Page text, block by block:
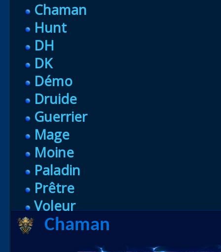
Chaman
Hunt
DH
DK
Démo
Druide
Guerrier
Mage
Moine
Paladin
Prêtre
Voleur
Chaman